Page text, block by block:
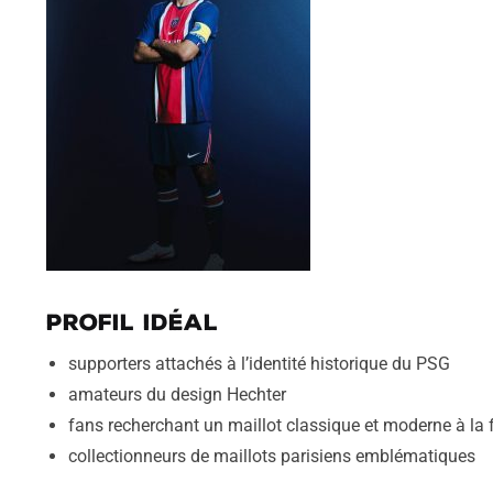
Profil idéal
supporters attachés à l’identité historique du PSG
amateurs du design Hechter
fans recherchant un maillot classique et moderne à la
collectionneurs de maillots parisiens emblématiques